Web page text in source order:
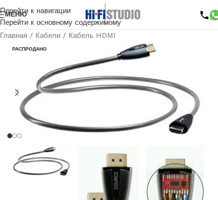
Перейти к навигации
Перейти к основному содержимому
МЕНЮ
Главная / Кабели / Кабель HDMI
РАСПРОДАНО